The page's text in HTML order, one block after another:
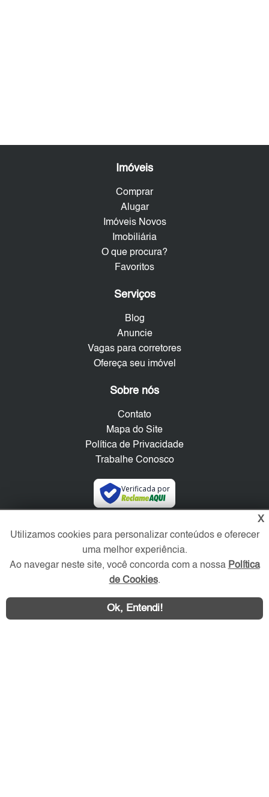
Imóveis
Comprar
Alugar
Imóveis Novos
Imobiliária
O que procura?
Favoritos
Serviços
Blog
Anuncie
Vagas para corretores
Ofereça seu imóvel
Sobre nós
Contato
Mapa do Site
Política de Privacidade
Trabalhe Conosco
Verificada por
Redes Sociais
X
Utilizamos cookies para personalizar conteúdos e oferecer
uma melhor experiência.
Ao navegar neste site, você concorda com a nossa Política
de Cookies.
Ok, Entendi!